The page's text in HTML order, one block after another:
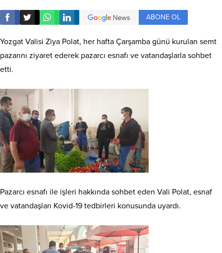
ABONE OL
Yozgat Valisi Ziya Polat, her hafta Çarşamba günü kurulan semt
pazarını ziyaret ederek pazarcı esnafı ve vatandaşlarla sohbet
etti.
Pazarcı esnafı ile işleri hakkında sohbet eden Vali Polat, esnaf
ve vatandaşları Kovid-19 tedbirleri konusunda uyardı.